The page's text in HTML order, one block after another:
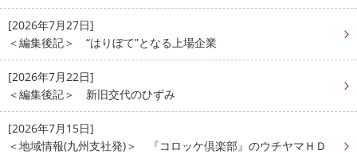
[2026年7月27日]
＜編集後記＞ “はりぼて”となる上場企業
[2026年7月22日]
＜編集後記＞ 新旧交代のひずみ
[2026年7月15日]
＜地域情報(九州支社発)＞ 『コロッケ倶楽部』のウチヤマＨＤ